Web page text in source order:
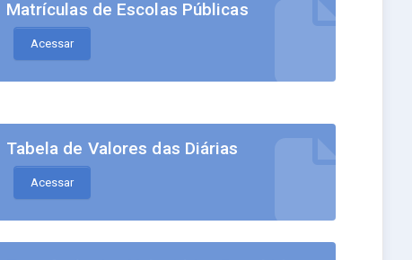
Matrículas de Escolas Públicas
Acessar
Tabela de Valores das Diárias
Acessar